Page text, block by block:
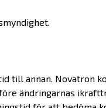
till annan. Novatron
ändringarnas